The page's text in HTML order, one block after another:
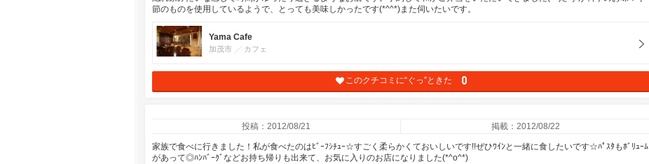
節のものを使用しているようで、とっても美味しかったです(*^^*)また伺いたいです。
Yama Cafe
加茂市 カフェ
このクチコミに“ぐっ”ときた 0
投稿：2012/08/21 掲載：2012/08/22
家族で食べに行きました！私が食べたのはﾋﾞｰﾌｼﾁｭｰ☆すごく柔らかくておいしいです!!ぜひﾜｲﾝと一緒に食したいです☆ﾊﾟｽﾀもﾎﾞﾘｭｰﾑ
があって◎ﾊﾝﾊﾞｰｸﾞなどお持ち帰りも出来て、お気に入りのお店になりました(*^o^*)